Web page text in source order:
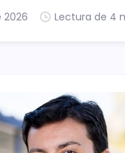
2026 Lectura de 4